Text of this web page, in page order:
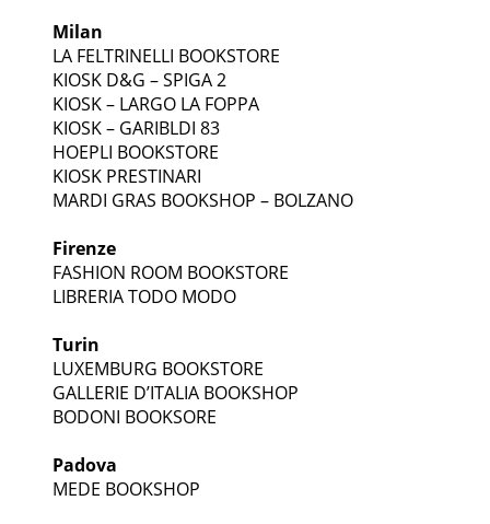
Milan
LA FELTRINELLI BOOKSTORE
KIOSK D&G – SPIGA 2
KIOSK – LARGO LA FOPPA
KIOSK – GARIBLDI 83
HOEPLI BOOKSTORE
KIOSK PRESTINARI
MARDI GRAS BOOKSHOP – BOLZANO
Firenze
FASHION ROOM BOOKSTORE
LIBRERIA TODO MODO
Turin
LUXEMBURG BOOKSTORE
GALLERIE D’ITALIA BOOKSHOP
BODONI BOOKSORE
Padova
MEDE BOOKSHOP